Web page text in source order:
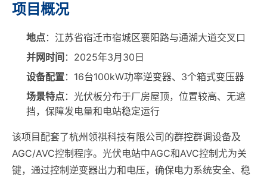
项目概况
地点：江苏省宿迁市宿城区襄阳路与通湖大道交叉口
并网时间 ：2025年3月30日
设备配置：16台100kW功率逆变器、3个箱式变压器
场景特点：光伏板分布于厂房屋顶，位置较高、无遮
挡，保障发电量和电站稳定运行
该项目配套了杭州领祺科技有限公司的群控群调设备及
AGC/AVC控制程序。光伏电站中AGC和AVC控制尤为关
键，通过控制逆变器出力和电压，确保电力系统安全、稳